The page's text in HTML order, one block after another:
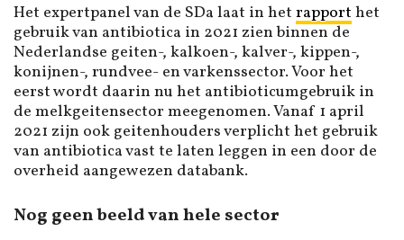
Het expertpanel van de SDa laat in het rapport het
gebruik van antibiotica in 2021 zien binnen de
Nederlandse geiten-, kalkoen-, kalver-, kippen-,
konijnen-, rundvee- en varkenssector. Voor het
eerst wordt daarin nu het antibioticumgebruik in
de melkgeitensector meegenomen. Vanaf 1 april
2021 zijn ook geitenhouders verplicht het gebruik
van antibiotica vast te laten leggen in een door de
overheid aangewezen databank.
Nog geen beeld van hele sector